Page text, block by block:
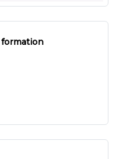
formation